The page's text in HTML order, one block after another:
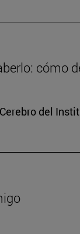
cómo
del